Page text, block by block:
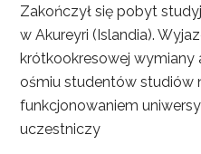
Zakończył się pobyt
w Akureyri (Islandia).
krótkookresowej wymiany
ośmiu studentów studiów
funkcjonowaniem
uczestniczy